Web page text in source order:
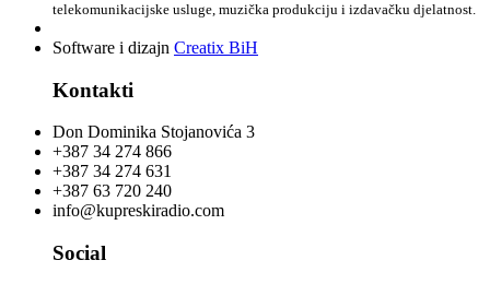
telekomunikacijske usluge, muzička produkciju i izdavačku djelatnost.
Software i dizajn Creatix BiH
Kontakti
Don Dominika Stojanovića 3
+387 34 274 866
+387 34 274 631
+387 63 720 240
info@kupreskiradio.com
Social